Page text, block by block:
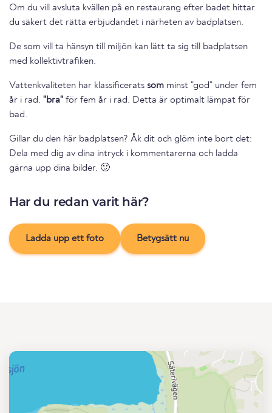
Om du vill avsluta kvällen på en restaurang efter badet hittar
du säkert det rätta erbjudandet i närheten av badplatsen.
De som vill ta hänsyn till miljön kan lätt ta sig till badplatsen
med kollektivtrafiken.
Vattenkvaliteten har klassificerats som minst "god" under fem
år i rad. "bra" för fem år i rad. Detta är optimalt lämpat för
bad.
Gillar du den här badplatsen? Åk dit och glöm inte bort det:
Dela med dig av dina intryck i kommentarerna och ladda
gärna upp dina bilder. 🙂
Har du redan varit här?
Ladda upp ett foto Betygsätt nu